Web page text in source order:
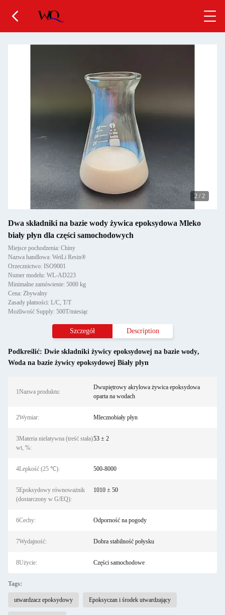
2 / 2
Dwa składniki na bazie wody żywica epoksydowa Mleko
biały płyn dla części samochodowych
Miejsce pochodzenia: Chiny
Nazwa handlowa: WeiLi Resin®
Orzecznictwo: ISO9001
Numer modelu: WL-AD223
Minimalne zamówienie: 5000 kg
Cena: Zbywalny
Zasady płatności: L/C, T/T
Możliwość Supply: 500T/miesiąc
Szczegół Description
Podkreślić: Dwie składniki żywicy epoksydowej na bazie wody,
Woda na bazie żywicy epoksydowej Biały płyn
1Nazwa produktu:
Dwupiętrowy akrylowa żywica epoksydowa
oparta na wodach
2Wymiar: Mlecznobiały płyn
3Materia nielatywna (treść stała)
wt, %:
53 ± 2
4Lepkość (25 ℃): 500-8000
5Epoksydowy równoważnik
(dostarczony w G/EQ):
1010 ± 50
6Cechy: Odporność na pogody
7Wydajność: Dobra stabilność połysku
8Użycie: Części samochodowe
Tags:
utwardzacz epoksydowy Epoksyczan i środek utwardzający